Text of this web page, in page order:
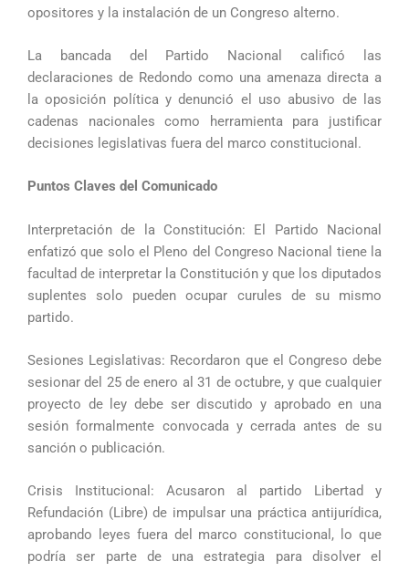
opositores y la instalación de un Congreso alterno.
La bancada del Partido Nacional calificó las
declaraciones de Redondo como una amenaza directa a
la oposición política y denunció el uso abusivo de las
cadenas nacionales como herramienta para justificar
decisiones legislativas fuera del marco constitucional.
Puntos Claves del Comunicado
Interpretación de la Constitución: El Partido Nacional
enfatizó que solo el Pleno del Congreso Nacional tiene la
facultad de interpretar la Constitución y que los diputados
suplentes solo pueden ocupar curules de su mismo
partido.
Sesiones Legislativas: Recordaron que el Congreso debe
sesionar del 25 de enero al 31 de octubre, y que cualquier
proyecto de ley debe ser discutido y aprobado en una
sesión formalmente convocada y cerrada antes de su
sanción o publicación.
Crisis Institucional: Acusaron al partido Libertad y
Refundación (Libre) de impulsar una práctica antijurídica,
aprobando leyes fuera del marco constitucional, lo que
podría ser parte de una estrategia para disolver el